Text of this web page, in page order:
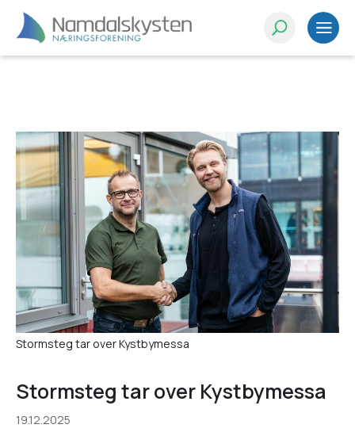
Stormsteg tar over Kystbymessa
Stormsteg tar over Kystbymessa
19.12.2025